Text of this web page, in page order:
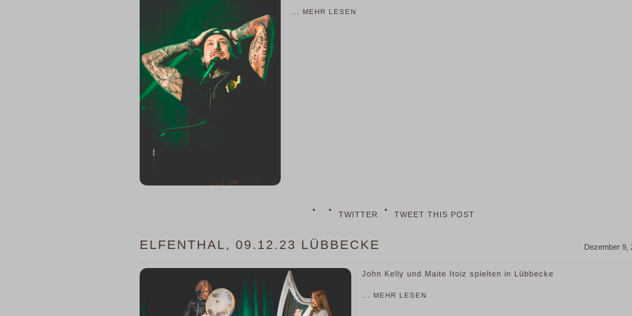
... MEHR LESEN
• •
TWITTER
•
TWEET THIS POST
Dezember 9,
ELFENTHAL, 09.12.23 LÜBBECKE
John Kelly und Maite Itoiz spielten in Lübbecke
... MEHR LESEN